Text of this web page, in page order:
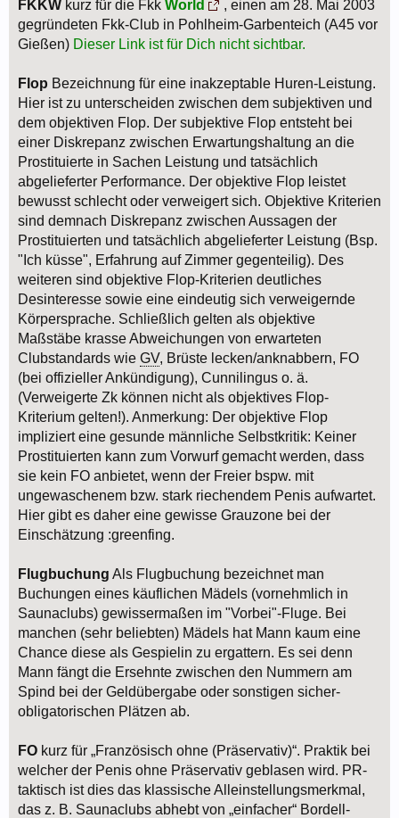
FKKW kurz für die Fkk World
, einen am 28. Mai 2003
gegründeten Fkk-Club in Pohlheim-Garbenteich (A45 vor
Gießen) Dieser Link ist für Dich nicht sichtbar.
Flop Bezeichnung für eine inakzeptable Huren-Leistung.
Hier ist zu unterscheiden zwischen dem subjektiven und
dem objektiven Flop. Der subjektive Flop entsteht bei
einer Diskrepanz zwischen Erwartungshaltung an die
Prostituierte in Sachen Leistung und tatsächlich
abgelieferter Performance. Der objektive Flop leistet
bewusst schlecht oder verweigert sich. Objektive Kriterien
sind demnach Diskrepanz zwischen Aussagen der
Prostituierten und tatsächlich abgelieferter Leistung (Bsp.
"Ich küsse", Erfahrung auf Zimmer gegenteilig). Des
weiteren sind objektive Flop-Kriterien deutliches
Desinteresse sowie eine eindeutig sich verweigernde
Körpersprache. Schließlich gelten als objektive
Maßstäbe krasse Abweichungen von erwarteten
Clubstandards wie GV, Brüste lecken/anknabbern, FO
(bei offizieller Ankündigung), Cunnilingus o. ä.
(Verweigerte Zk können nicht als objektives Flop-
Kriterium gelten!). Anmerkung: Der objektive Flop
impliziert eine gesunde männliche Selbstkritik: Keiner
Prostituierten kann zum Vorwurf gemacht werden, dass
sie kein FO anbietet, wenn der Freier bspw. mit
ungewaschenem bzw. stark riechendem Penis aufwartet.
Hier gibt es daher eine gewisse Grauzone bei der
Einschätzung :greenfing.
Flugbuchung Als Flugbuchung bezeichnet man
Buchungen eines käuflichen Mädels (vornehmlich in
Saunaclubs) gewissermaßen im "Vorbei"-Fluge. Bei
manchen (sehr beliebten) Mädels hat Mann kaum eine
Chance diese als Gespielin zu ergattern. Es sei denn
Mann fängt die Ersehnte zwischen den Nummern am
Spind bei der Geldübergabe oder sonstigen sicher-
obligatorischen Plätzen ab.
FO kurz für „Französisch ohne (Präservativ)“. Praktik bei
welcher der Penis ohne Präservativ geblasen wird. PR-
taktisch ist dies das klassische Alleinstellungsmerkmal,
das z. B. Saunaclubs abhebt von „einfacher“ Bordell-